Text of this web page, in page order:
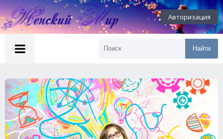
Авторизация
Найти